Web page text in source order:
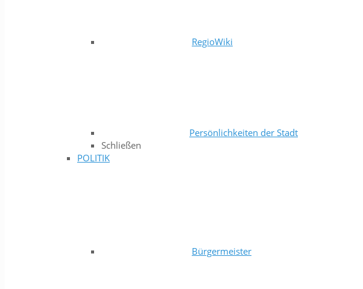
RegioWiki
Persönlichkeiten der Stadt
Schließen
POLITIK
Bürgermeister